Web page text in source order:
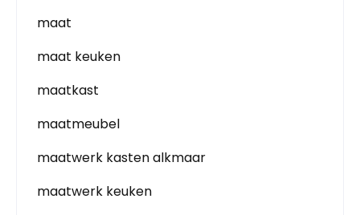
maat
maat keuken
maatkast
maatmeubel
maatwerk kasten alkmaar
maatwerk keuken